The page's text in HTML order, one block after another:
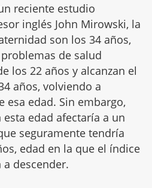
reciente estudio
inglés John Mirowski, la
son los 34 años,
de salud
los 22 años y alcanzan el
años, volviendo a
esa edad. Sin embargo,
esta edad afectaría a un
seguramente tendría
edad en la que el índice
descender.